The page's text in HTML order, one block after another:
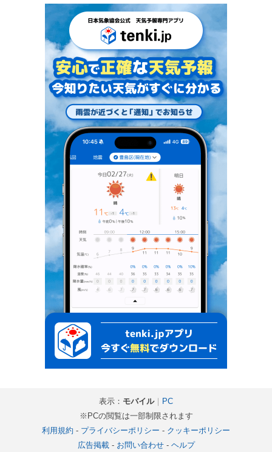
表示： モバイル｜ PC
※PCの閲覧は一部制限されます
利用規約 - プライバシーポリシー - クッキーポリシー
広告掲載- お問い合わせ- ヘルプ